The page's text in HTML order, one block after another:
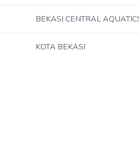
BEKASI CENTRAL
KOTA BEKASI